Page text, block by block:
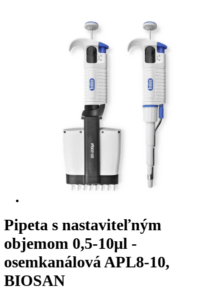
Pipeta s nastaviteľným
objemom 0,5-10μl -
osemkanálová APL8-10,
BIOSAN